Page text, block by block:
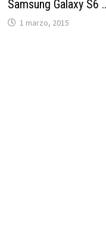
Samsung Galaxy
1 marzo, 2015